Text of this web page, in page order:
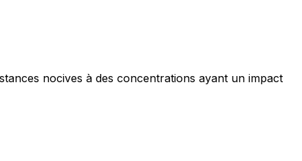
nocives à des concentrations ayant un impact
et analyser notre trafic.